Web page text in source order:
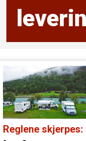
Reglene skjerpes: